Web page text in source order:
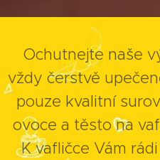
Ochutnejte naše
vždy čerstvě
pouze kvalitní
ovoce a těsto na
K vafličce Vám